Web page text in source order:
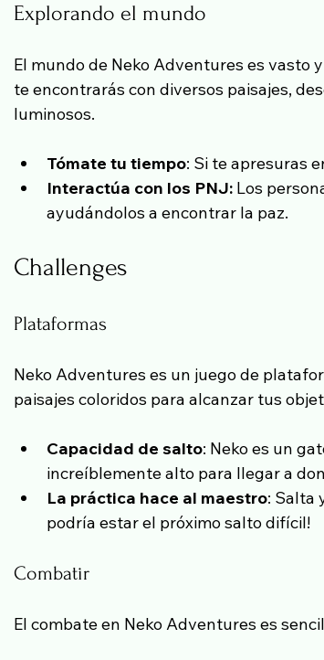
Explorando el mundo
El mundo de Neko Adventures es vasto
te encontrarás con diversos paisajes,
luminosos.
Tómate tu tiempo: Si te apresuras
Interactúa con los PNJ: Los
ayudándolos a encontrar la paz.
Challenges
Plataformas
Neko Adventures es un juego de
paisajes coloridos para alcanzar tus
Capacidad de salto: Neko es un
increíblemente alto para llegar a
La práctica hace al maestro: Salta
podría estar el próximo salto difícil!
Combatir
El combate en Neko Adventures es